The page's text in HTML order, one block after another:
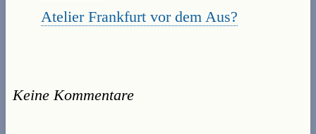
Atelier Frankfurt vor dem Aus?
Keine Kommentare